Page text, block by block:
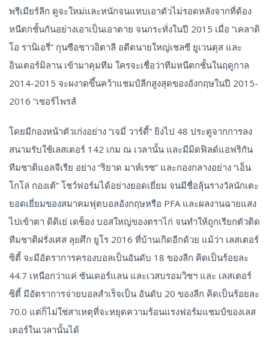
พรีเมียร์ลีก ดูจะใหม่และหนักจนแทบเอาตัวไม่รอดหลังจากที่ต้อง
หนีตกชั้นกันอย่างเอาเป็นเอาตาย จนกระทั่งในปี 2015 เมื่อ “เคลาดิ
โอ รานิเอรี่” กุนซือชาวอิตาลี อดีตนายใหญ่เชลซี ยูเวนตุส และ
อินเตอร์มิลาน เข้ามาคุมทีม ใครจะเชื่อว่าทีมหนีตกชั้นในฤดูกาล
2014-2015 จะผงาดขึ้นคว้าแชมป์ลีกสูงสุดของอังกฤษในปี 2015-
2016 “เซอร์ไพรส์
โดยมีกองหน้าตัวเก่งอย่าง “เจมี่ วาร์ดี้” ยิงไป 48 ประตูจากการลง
สนามรับใช้เลสเตอร์ 142 เกม ณ เวลานั้น และมีมิดฟิลด์แอฟริกัน
ทีมชาติแอลจีเรีย อย่าง “ริยาด มาห์เรซ” และกองกลางอย่าง “เอ็น
โกโล่ กองเต้” โชว์ฟอร์มได้อย่างยอดเยี่ยม จนมีชื่อลุ้นรางวัลนักเตะ
ยอดเยี่ยมของสมาคมฟุตบอลอังกฤษหรือ PFA และผลงานฉายแสง
ไปเข้าตา ดิดิเย่ เดช็อง บอสใหญ่ของตราไก่ จนทำให้ถูกเรียกตัวติด
ทีมชาติฝรั่งเศส ลุยศึก ยูโร 2016 ที่บ้านเกิดอีกด้วย แม้ว่า เลสเตอร์
ซิตี้ จะมีอัตราการครองบอลเป็นอันดับ 18 ของลีก คิดเป็นร้อยละ
44.7 เหนือกว่าแค่ ซันเดอร์แลน และเวสบรอมวิชฯ และ เลสเตอร์
ซิตี้ มีอัตราการจ่ายบอลสำเร็จเป็น อันดับ 20 ของลีก คิดเป็นร้อยละ
70.0 แต่ก็ไม่ใช่สาเหตุที่จะหยุดความร้อนแรงฟอร์มแชมป์ของเลส
เตอร์ในเวลานั้นได้